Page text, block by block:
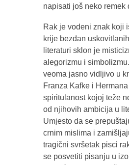
napisati još neko remek
Rak je vodeni znak koji
krije bezdan
literaturi sklon je
alegorizmu i
veoma jasno vidljivo u
Franza Kafke i
spiritulanost kojoj teže
od njihovih ambicija u
Umjesto da se
crnim mislima i
tragični svršetak pisci
se posvetiti pisanju u